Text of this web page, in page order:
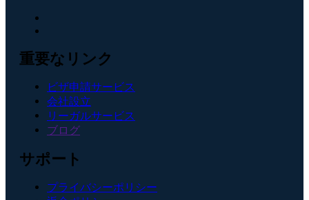
重要なリンク
ビザ申請サービス
会社設立
リーガルサービス
ブログ
サポート
プライバシーポリシー